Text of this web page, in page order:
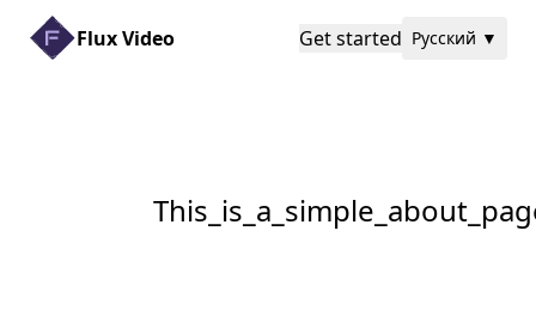
Flux Video Get started Русский ▼